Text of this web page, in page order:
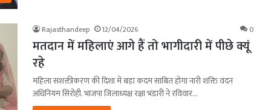
Rajasthandeep 12/04/2026 0
मतदान में महिलाएं आगे हैं तो भागीदारी में पीछे क्यूं
रहे
महिला सशक्तीकरण की दिशा में बड़ा कदम साबित होगा नारी शक्ति वंदन
अधिनियम सिरोही. भाजपा जिलाध्यक्ष रक्षा भंडारी ने रविवार…